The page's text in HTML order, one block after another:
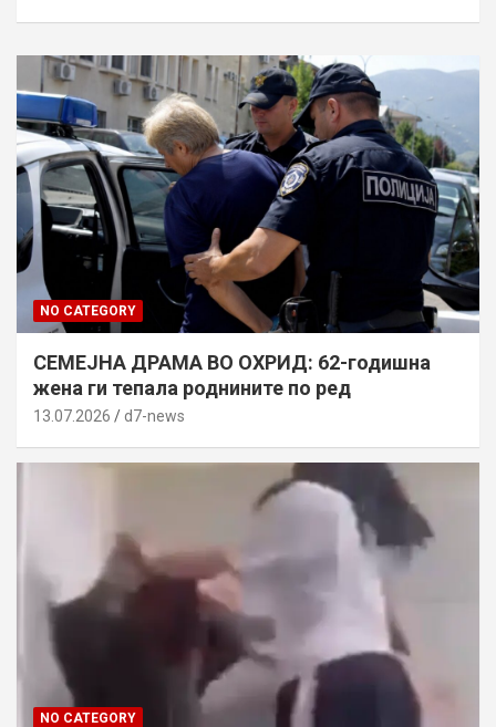
NO CATEGORY
СЕМЕЈНА ДРАМА ВО ОХРИД: 62-годишна
жена ги тепала роднините по ред
13.07.2026 d7-news
NO CATEGORY